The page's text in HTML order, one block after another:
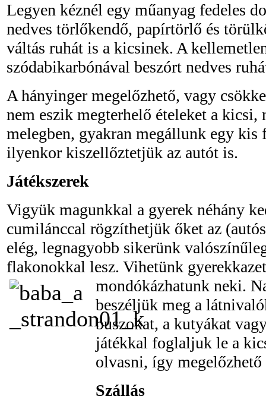
Legyen kéznél egy műanyag fedeles
nedves törlőkendő, papírtörlő és
váltás ruhát is a kicsinek. A
szódabikarbónával beszórt nedves
A hányinger megelőzhető, vagy
nem eszik megterhelő ételeket a kicsi,
melegben, gyakran megállunk egy kis
ilyenkor kiszellőztetjük az autót is.
Játékszerek
Vigyük magunkkal a gyerek néhány
cumilánccal rögzíthetjük őket az
elég, legnagyobb sikerünk
flakonokkal lesz. Vihetünk
mondókázhatunk neki.
beszéljük meg a
buszokat, a kutyákat
játékkal foglaljuk le a
olvasni, így megelőzhető
Szállás